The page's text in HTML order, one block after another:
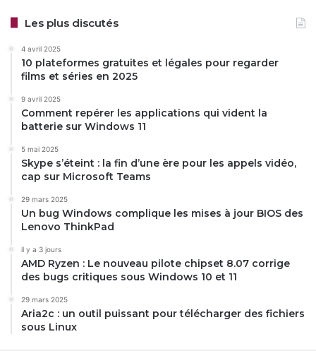
Les plus discutés
4 avril 2025
10 plateformes gratuites et légales pour regarder
films et séries en 2025
9 avril 2025
Comment repérer les applications qui vident la
batterie sur Windows 11
5 mai 2025
Skype s’éteint : la fin d’une ère pour les appels vidéo,
cap sur Microsoft Teams
29 mars 2025
Un bug Windows complique les mises à jour BIOS des
Lenovo ThinkPad
il y a 3 jours
AMD Ryzen : Le nouveau pilote chipset 8.07 corrige
des bugs critiques sous Windows 10 et 11
29 mars 2025
Aria2c : un outil puissant pour télécharger des fichiers
sous Linux